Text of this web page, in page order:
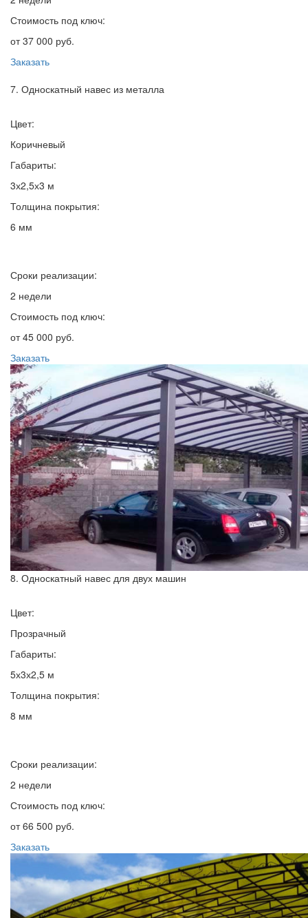
Стоимость под ключ:
от 37 000 руб.
Заказать
7. Односкатный навес из металла
Цвет:
Коричневый
Габариты:
3х2,5х3 м
Толщина покрытия:
6 мм
Сроки реализации:
2 недели
Стоимость под ключ:
от 45 000 руб.
Заказать
8. Односкатный навес для двух машин
Цвет:
Прозрачный
Габариты:
5х3х2,5 м
Толщина покрытия:
8 мм
Сроки реализации:
2 недели
Стоимость под ключ:
от 66 500 руб.
Заказать